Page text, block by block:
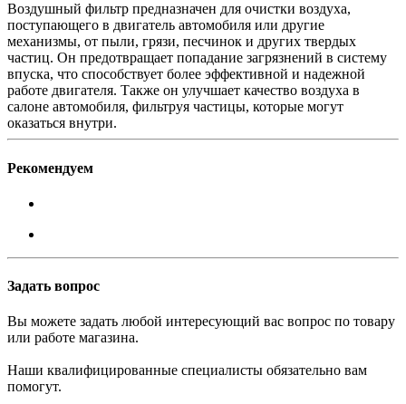
Воздушный фильтр предназначен для очистки воздуха,
поступающего в двигатель автомобиля или другие
механизмы, от пыли, грязи, песчинок и других твердых
частиц. Он предотвращает попадание загрязнений в систему
впуска, что способствует более эффективной и надежной
работе двигателя. Также он улучшает качество воздуха в
салоне автомобиля, фильтруя частицы, которые могут
оказаться внутри.
Рекомендуем
Задать вопрос
Вы можете задать любой интересующий вас вопрос по товару
или работе магазина.
Наши квалифицированные специалисты обязательно вам
помогут.